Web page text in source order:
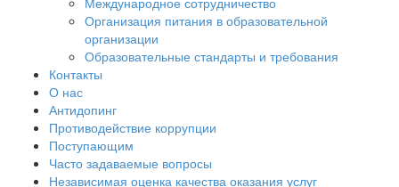
Организация питания в образовательной
организации
Образовательные стандарты и требования
Контакты
О нас
Антидопинг
Противодействие коррупции
Поступающим
Часто задаваемые вопросы
Независимая оценка качества оказания услуг